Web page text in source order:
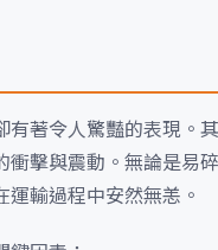
著令人驚豔的表現。
擊與震動。無論是易
輸過程中安然無恙。